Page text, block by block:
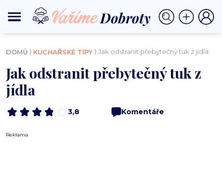
DOMŮ ⟩ KUCHAŘSKÉ TIPY ⟩ Jak odstranit přebytečný tuk z jídla
Jak odstranit přebytečný tuk z
jídla
3,8 Komentáře
Reklama